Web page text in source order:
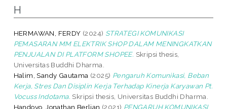
H
HERMAWAN, FERDY (2024) STRATEGI KOMUNIKASI
PEMASARAN MM ELEKTRIK SHOP DALAM MENINGKATKAN
PENJUALAN DI PLATFORM SHOPEE. Skripsi thesis,
Universitas Buddhi Dharma.
Halim, Sandy Gautama (2025) Pengaruh Komunikasi, Beban
Kerja, Stres Dan Disiplin Kerja Terhadap Kinerja Karyawan Pt.
Vocuss Indotama. Skripsi thesis, Universitas Buddhi Dharma.
Handoyo, Jonathan Berlian (2021) PENGARUH KOMUNIKASI